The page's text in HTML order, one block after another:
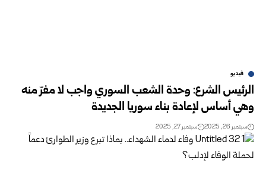
فيديو
الرئيس الشرع: وحدة الشعب السوري واجب لا مفرّ منه
وهي أساس لإعادة بناء سوريا الجديدة
سبتمبر 26, 2025 سبتمبر 27, 2025